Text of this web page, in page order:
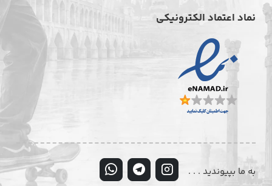
نماد اعتماد الکترونیکی
به ما بپیوندید . . .